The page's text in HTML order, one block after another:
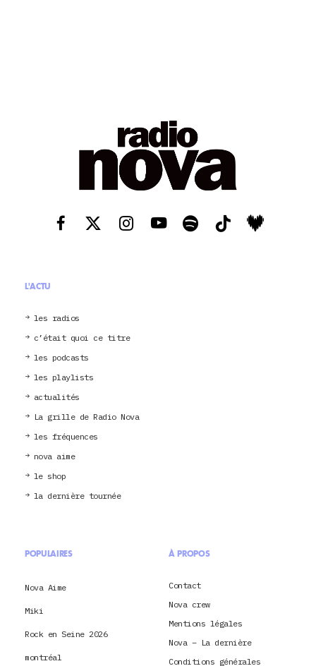
L'ACTU
les radios
c’était quoi ce titre
les podcasts
les playlists
actualités
La grille de Radio Nova
les fréquences
nova aime
le shop
la dernière tournée
POPULAIRES
Nova Aime
Miki
Rock en Seine 2026
montréal
À PROPOS
Contact
Nova crew
Mentions légales
Nova – La dernière
Conditions générales